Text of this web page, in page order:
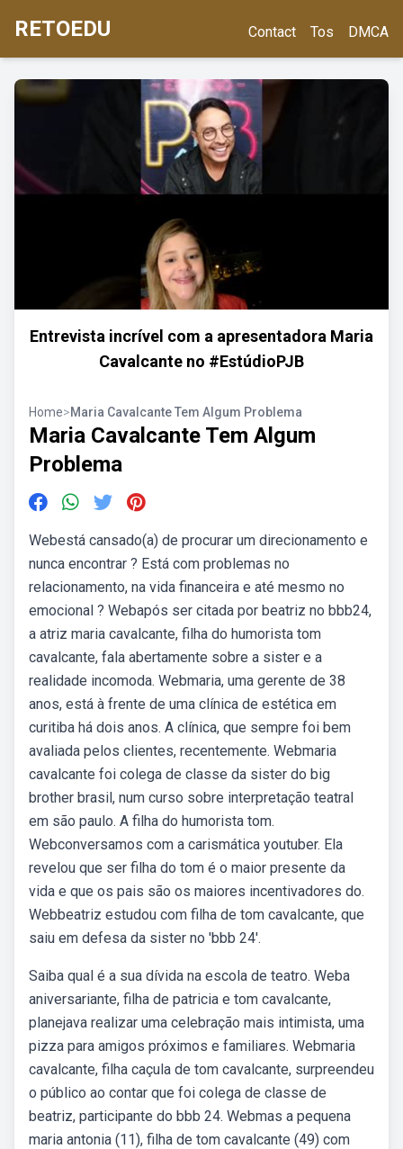
RETOEDU Contact Tos DMCA
Entrevista incrível com a apresentadora Maria
Cavalcante no #EstúdioPJB
Home>Maria Cavalcante Tem Algum Problema
Maria Cavalcante Tem Algum
Problema
Webestá cansado(a) de procurar um direcionamento e
nunca encontrar ? Está com problemas no
relacionamento, na vida financeira e até mesmo no
emocional ? Webapós ser citada por beatriz no bbb24,
a atriz maria cavalcante, filha do humorista tom
cavalcante, fala abertamente sobre a sister e a
realidade incomoda. Webmaria, uma gerente de 38
anos, está à frente de uma clínica de estética em
curitiba há dois anos. A clínica, que sempre foi bem
avaliada pelos clientes, recentemente. Webmaria
cavalcante foi colega de classe da sister do big
brother brasil, num curso sobre interpretação teatral
em são paulo. A filha do humorista tom.
Webconversamos com a carismática youtuber. Ela
revelou que ser filha do tom é o maior presente da
vida e que os pais são os maiores incentivadores do.
Webbeatriz estudou com filha de tom cavalcante, que
saiu em defesa da sister no 'bbb 24'.
Saiba qual é a sua dívida na escola de teatro. Weba
aniversariante, filha de patricia e tom cavalcante,
planejava realizar uma celebração mais intimista, uma
pizza para amigos próximos e familiares. Webmaria
cavalcante, filha caçula de tom cavalcante, surpreendeu
o público ao contar que foi colega de classe de
beatriz, participante do bbb 24. Webmas a pequena
maria antonia (11), filha de tom cavalcante (49) com